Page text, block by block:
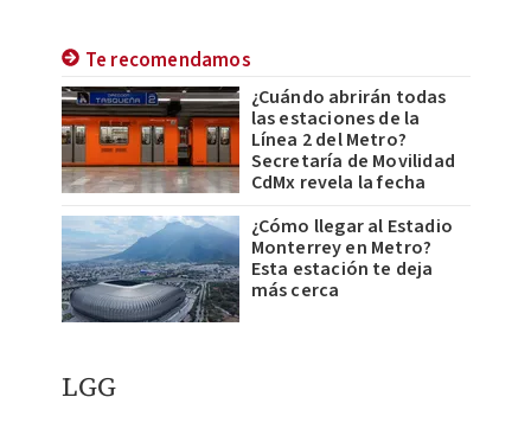
Te recomendamos
¿Cuándo abrirán todas
las estaciones de la
Línea 2 del Metro?
Secretaría de Movilidad
CdMx revela la fecha
¿Cómo llegar al Estadio
Monterrey en Metro?
Esta estación te deja
más cerca
LGG